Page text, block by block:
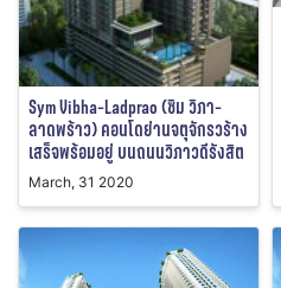
Sym Vibha-Ladprao (ซิม วิภา-
ลาดพร้าว) คอนโดย่านจตุจักรวร้าง
เสร็จพร้อมอยู่ บนถนนวิภาวดีรังสิต
March, 31 2020